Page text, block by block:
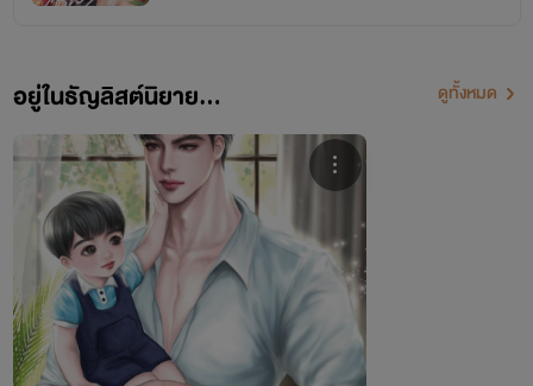
อยู่ในธัญลิสต์นิยาย... ดูทั้งหมด